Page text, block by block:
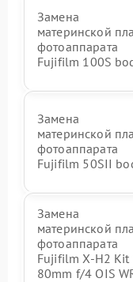
Замена
материнской
фотоаппарата
Fujifilm 100S
Замена
материнской
фотоаппарата
Fujifilm 50SII
Замена
материнской
фотоаппарата
Fujifilm X-H2 Kit
80mm f/4 OIS